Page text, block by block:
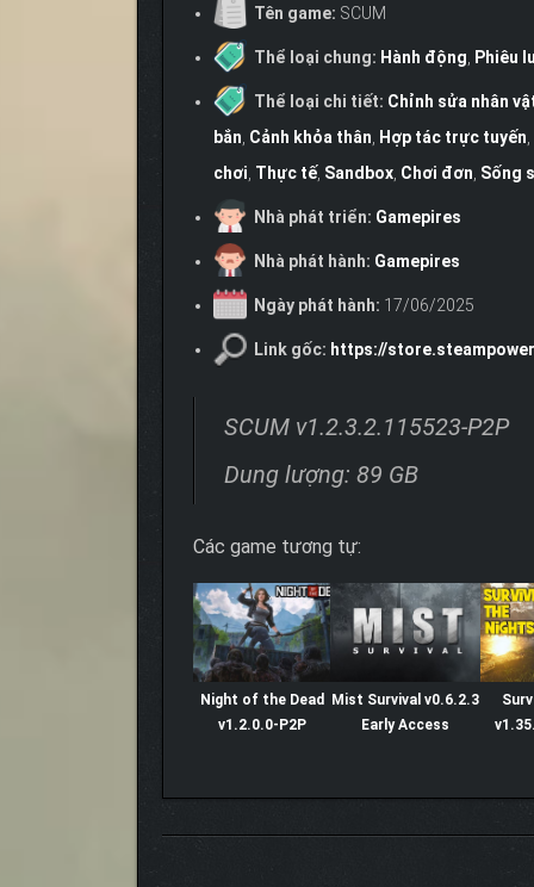
Tên game: SCUM
Thể loại chung: Hành động, Phiêu
Thể loại chi tiết: Chỉnh sửa nhân
bắn, Cảnh khỏa thân, Hợp tác trực tuyến,
chơi, Thực tế, Sandbox, Chơi đơn, Sống
Nhà phát triển: Gamepires
Nhà phát hành: Gamepires
Ngày phát hành: 17/06/2025
Link gốc: https://
SCUM v1.2.3.2.115523-P2P
Dung lượng: 89 GB
Các game tương tự:
Night of the Dead
v1.2.0.0-P2P
Mist Survival v0.6.2.3
Early Access